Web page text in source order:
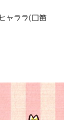
ャララ(口笛